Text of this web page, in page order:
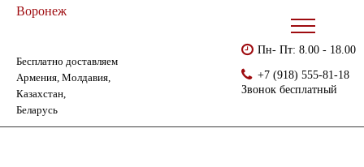
Воронеж
Бесплатно доставляем
Армения, Молдавия,
Казахстан,
Беларусь
Пн- Пт: 8.00 - 18.00
+7 (918) 555-81-18
Звонок бесплатный
Главная Грабли 8 зубые витые без черенка